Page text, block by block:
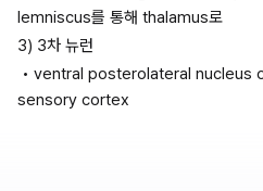
lemniscus를 통해 thalamus로
3) 3차 뉴런
sensory cortex